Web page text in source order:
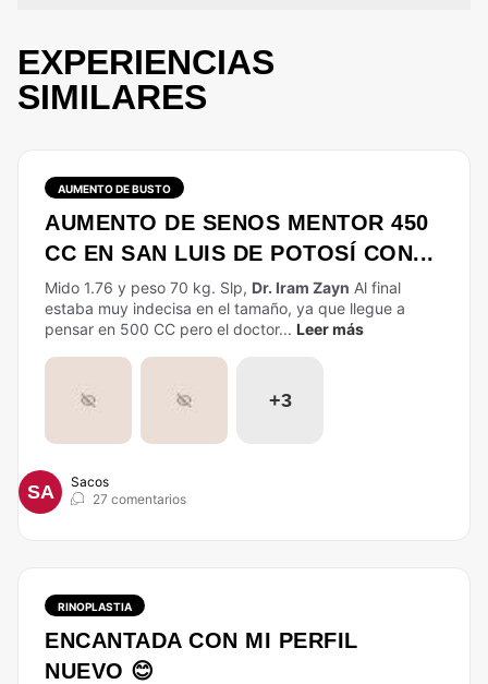
EXPERIENCIAS
SIMILARES
AUMENTO DE BUSTO
AUMENTO DE SENOS MENTOR 450
CC EN SAN LUIS DE POTOSÍ CON...
Mido 1.76 y peso 70 kg. Slp, Dr. Iram Zayn Al final
estaba muy indecisa en el tamaño, ya que llegue a
pensar en 500 CC pero el doctor... Leer más
+3
SA
Sacos
27 comentarios
RINOPLASTIA
ENCANTADA CON MI PERFIL
NUEVO 😊